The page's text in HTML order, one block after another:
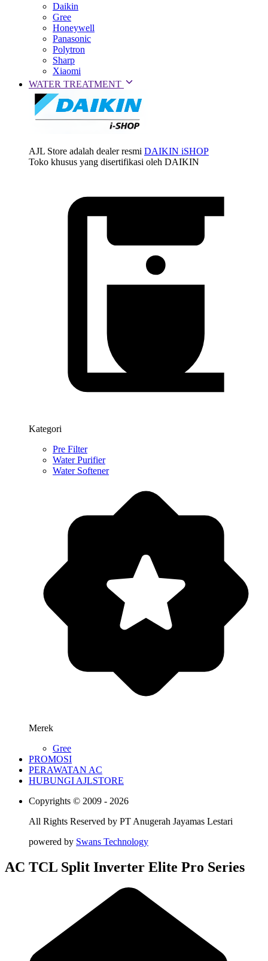
Daikin
Gree
Honeywell
Panasonic
Polytron
Sharp
Xiaomi
WATER TREATMENT
AJL Store adalah dealer resmi DAIKIN iSHOP
Toko khusus yang disertifikasi oleh DAIKIN
Kategori
Pre Filter
Water Purifier
Water Softener
Merek
Gree
PROMOSI
PERAWATAN AC
HUBUNGI AJLSTORE
Copyrights © 2009 - 2026
All Rights Reserved by PT Anugerah Jayamas Lestari
powered by Swans Technology
AC TCL Split Inverter Elite Pro Series